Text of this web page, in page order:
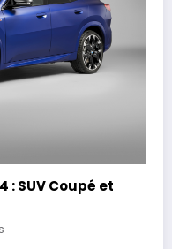
: SUV Coupé et